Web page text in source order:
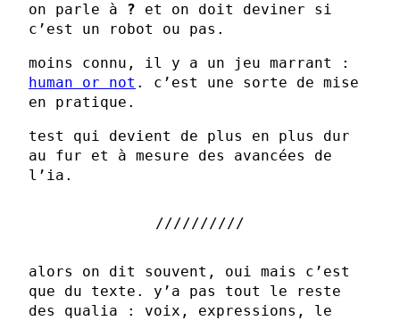
on parle à ? et on doit deviner si
c’est un robot ou pas.
moins connu, il y a un jeu marrant :
human or not . c’est une sorte de mise
en pratique.
test qui devient de plus en plus dur
au fur et à mesure des avancées de
l’ia.
alors on dit souvent, oui mais c’est
que du texte. y’a pas tout le reste
des qualia : voix, expressions, le